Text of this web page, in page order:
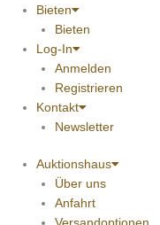
Bieten
Bieten
Log-In
Anmelden
Registrieren
Kontakt
Newsletter
Auktionshaus
Über uns
Anfahrt